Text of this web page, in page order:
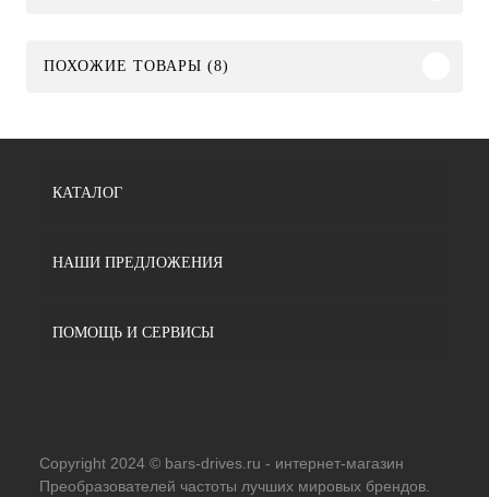
ПОХОЖИЕ ТОВАРЫ (8)
КАТАЛОГ
НАШИ ПРЕДЛОЖЕНИЯ
ПОМОЩЬ И СЕРВИСЫ
Copyright 2024 © bars-drives.ru - интернет-магазин
Преобразователей частоты лучших мировых брендов.